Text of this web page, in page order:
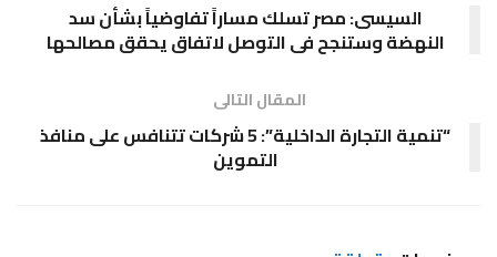
السيسى: مصر تسلك مساراً تفاوضياً بشأن سد
النهضة وستنجح فى التوصل لاتفاق يحقق مصالحها
المقال التالى
“تنمية التجارة الداخلية”: 5 شركات تتنافس على منافذ
التموين